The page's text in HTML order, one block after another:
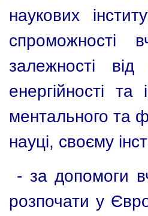
наукових
спроможності
залежності від
енергійності та
ментального та
науці, своєму
- за допомоги
розпочати у